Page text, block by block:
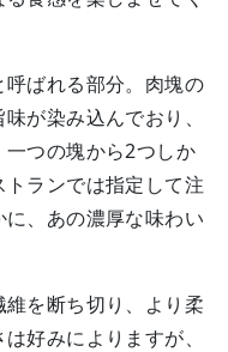
ばれる部分。肉塊の
が染み込んでおり、
つの塊から2つしか
ランでは指定して注
、あの濃厚な味わい
を断ち切り、より柔
好みによりますが、